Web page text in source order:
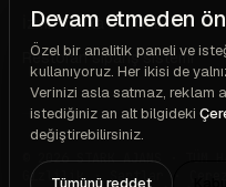
İzmir marka ve kimlik
Restoran sipariş sistemi
© 2026 STARK AJANS · TÜM
Gizlilik
· Şartlar
Devam etmeden
Özel bir analitik paneli ve
kullanıyoruz. Her ikisi de
Verinizi asla satmaz, reklam
istediğiniz an alt bilgideki
değiştirebilirsiniz.
Tümünü reddet